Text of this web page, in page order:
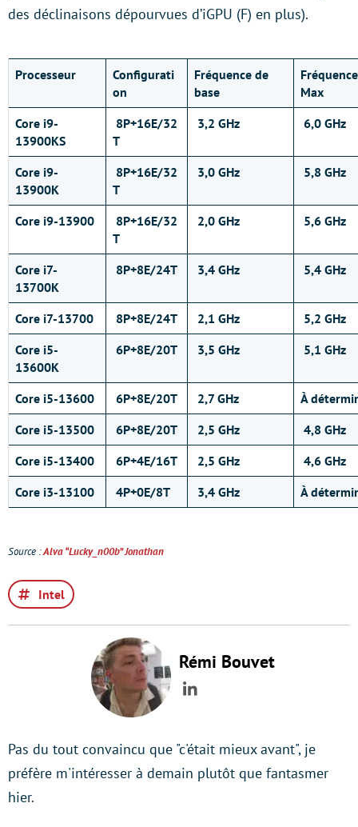
des déclinaisons dépourvues d’iGPU (F) en plus).
Processeur
Configurati
on
Fréquence de
base
Fréquence
Max
Core i9-
13900KS
8P+16E/32
T
3,2 GHz 6,0 GHz
Core i9-
13900K
8P+16E/32
T
3,0 GHz 5,8 GHz
Core i9-13900
8P+16E/32
T
2,0 GHz 5,6 GHz
Core i7-
13700K
8P+8E/24T 3,4 GHz 5,4 GHz
Core i7-13700 8P+8E/24T 2,1 GHz
5,2 GHz
Core i5-
13600K
6P+8E/20T 3,5 GHz 5,1 GHz
Core i5-13600 6P+8E/20T 2,7 GHz
À
Core i5-13500
6P+8E/20T 2,5 GHz
4,8 GHz
Core i5-13400
6P+4E/16T 2,5 GHz
4,6 GHz
Core i3-13100
4P+0E/8T 3,4 GHz À
Source :Alva “Lucky_n00b” Jonathan
Intel
Rémi Bouvet
LinkedIn
Pas du tout convaincu que "c'était mieux avant", je
préfère m'intéresser à demain plutôt que fantasmer
hier.